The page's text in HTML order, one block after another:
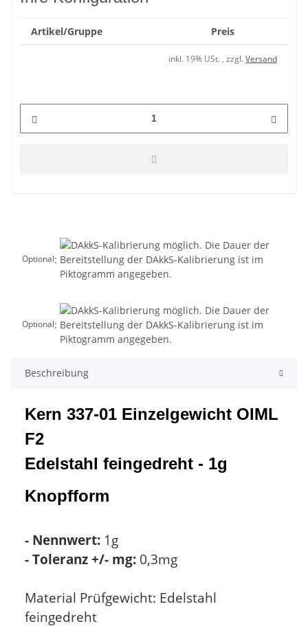
Artikel/Gruppe Preis
inkl. 19% USt. , zzgl.Versand
Optional:
Optional:
Beschreibung
Kern 337-01 Einzelgewicht OIML
F2
Edelstahl feingedreht - 1g
Knopfform
- Nennwert: 1g
- Toleranz +/- mg: 0,3mg
Material Prüfgewicht: Edelstahl
feingedreht